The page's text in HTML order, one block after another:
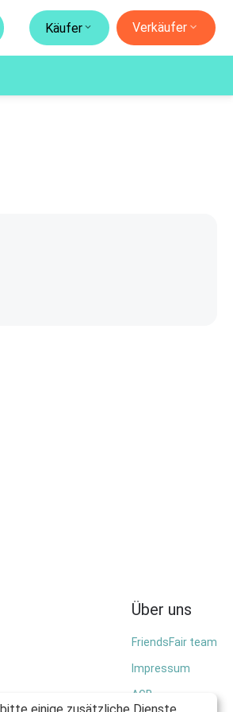
Käufer Verkäufer
Über uns
FriendsFair team
Impressum
AGB